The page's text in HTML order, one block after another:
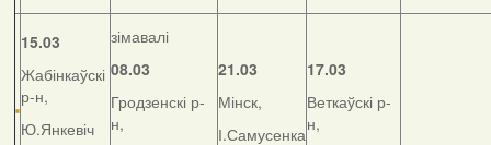
15.03
Жабінкаўскі
р-н,
Ю.Янкевіч
зімавалі
08.03
Гродзенскі р-
н,
21.03
Мінск,
І.Самусенка
17.03
Веткаўскі р-
н,